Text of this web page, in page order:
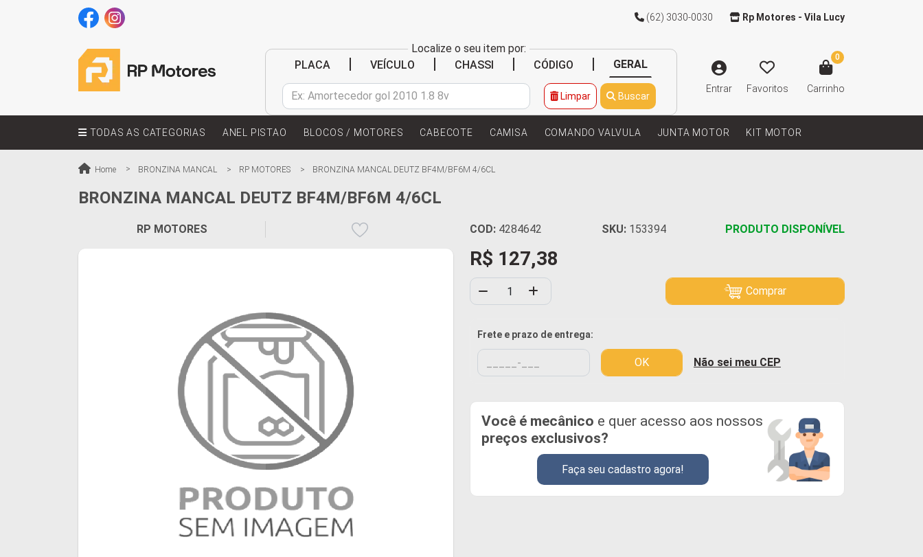
(62) 3030-0030 Rp Motores - Vila Lucy
Localize o seu item por:
PLACA
VEÍCULO CHASSI CÓDIGO GERAL
Limpar Buscar
Entrar Favoritos
0
Carrinho
TODAS AS CATEGORIAS ANEL PISTAO BLOCOS / MOTORES CABECOTE CAMISA COMANDO VALVULA JUNTA MOTOR KIT MOTOR
Home BRONZINA MANCAL RP MOTORES BRONZINA MANCAL DEUTZ BF4M/BF6M 4/6CL
BRONZINA MANCAL DEUTZ BF4M/BF6M 4/6CL
RP MOTORES COD: 4284642 SKU: 153394 PRODUTO DISPONÍVEL
R$ 127,38
Comprar
Frete e prazo de entrega:
OK Não sei meu CEP
Você é mecânico e quer acesso aos nossos
preços exclusivos?
Faça seu cadastro agora!